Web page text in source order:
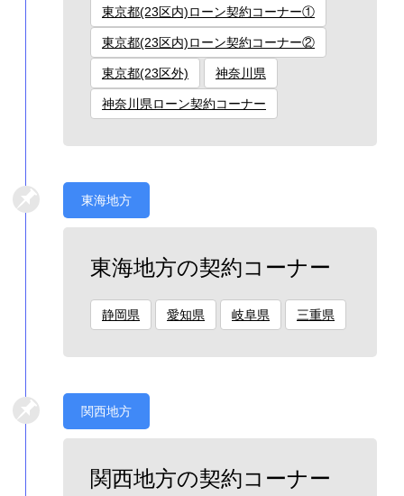
東京都(23区内)ローン契約コーナー①
東京都(23区内)ローン契約コーナー②
東京都(23区外) 神奈川県
神奈川県ローン契約コーナー
東海地方
東海地方の契約コーナー
静岡県 愛知県 岐阜県 三重県
関西地方
関西地方の契約コーナー